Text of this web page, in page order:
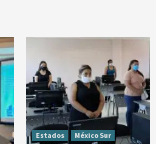
Estados México Sur